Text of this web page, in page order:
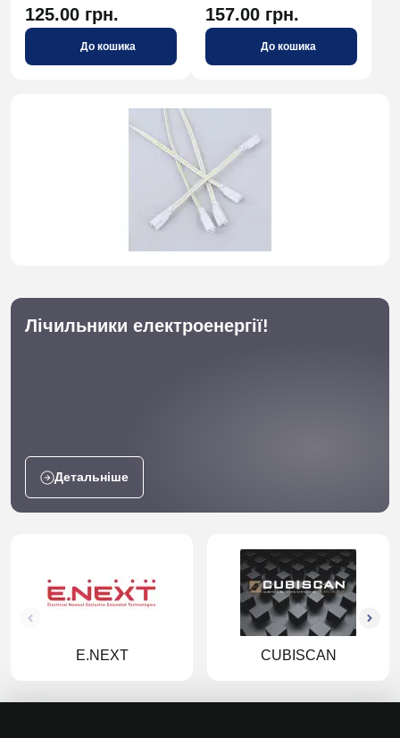
125.00 грн.
До кошика
157.00 грн.
До кошика
Лічильники електроенергії!
Детальніше
E.NEXT CUBISCAN